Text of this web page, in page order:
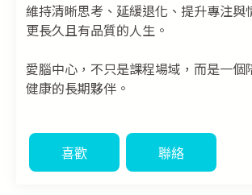
維持清晰思考、延緩退化、提升專注與
更長久且有品質的人生。
愛腦中心，不只是課程場域，而是一個
健康的長期夥伴。
喜歡 聯絡